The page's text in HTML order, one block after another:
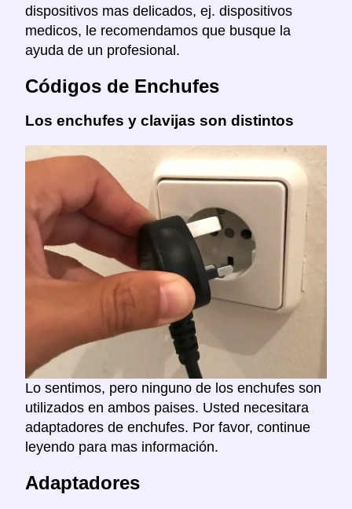
dispositivos mas delicados, ej. dispositivos
medicos, le recomendamos que busque la
ayuda de un profesional.
Códigos de Enchufes
Los enchufes y clavijas son distintos
Lo sentimos, pero ninguno de los enchufes son
utilizados en ambos paises. Usted necesitara
adaptadores de enchufes. Por favor, continue
leyendo para mas información.
Adaptadores